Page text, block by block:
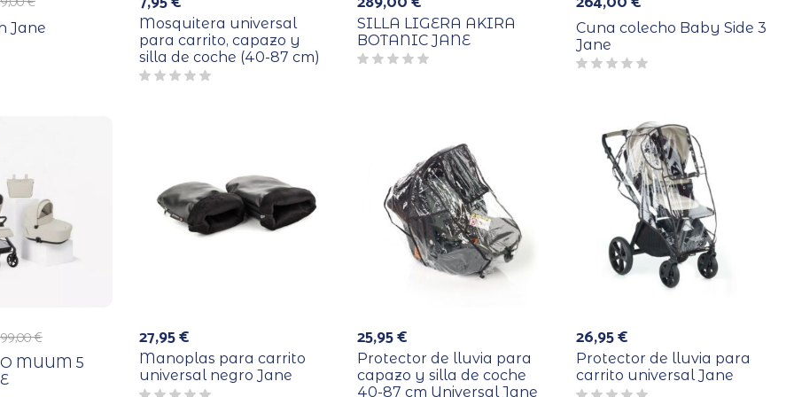
Jane
Mosquitera universal
para carrito, capazo y
silla de coche (40-87 cm)
SILLA LIGERA AKIRA
BOTANIC JANE
Cuna colecho Baby Side 3
Jane
€
MUUM 5
27,95€
Manoplas para carrito
universal negro Jane
25,95€
Protector de lluvia para
capazo y silla de coche
40-87 cm Universal Jane
26,95€
Protector de lluvia para
carrito universal Jane